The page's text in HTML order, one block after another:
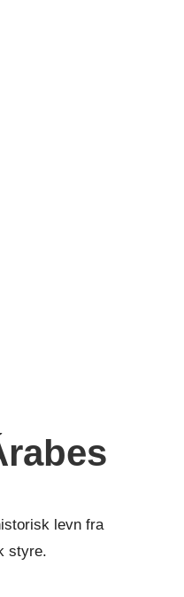
levn fra
styre.